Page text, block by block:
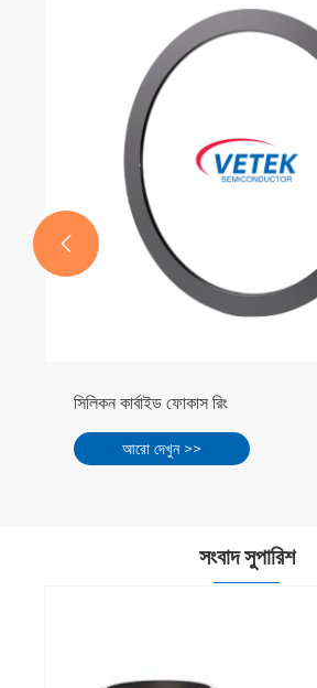
সিলিকন কার্বাইড ফোকাস রিং
আরো দেখুন >>

সংবাদ সুপারিশ